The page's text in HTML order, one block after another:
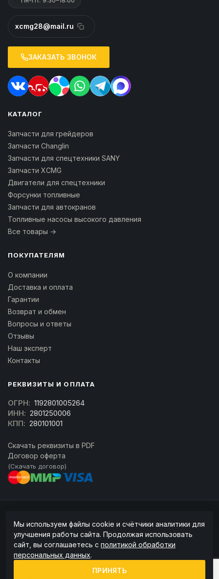
xcmg28@mail.ru
ЗАКАЗАТЬ ЗВОНОК
КАТАЛОГ
Запчасти для грейдеров
Запчасти Changlin
Запчасти для спецтехники SANY
Запчасти XCMG
Двигатели для спецтехники
Форсунки топливные
Запчасти для автокранов
Топливные насосы высокого давления
Все товары →
ПОКУПАТЕЛЯМ
О компании
Доставка и оплата
Гарантии
Возврат и обмен
Вопросы и ответы
Отзывы
Наш эксперт
Контакты
РЕКВИЗИТЫ И ОПЛАТА
ОГРН: 1192801005264
ИНН: 2801250006
КПП: 280101001
Скачать реквизиты в PDF
Договор оферта
(Скачать договор)
ссылка на источник обязательна.
Информация на сайте не является публичной офертой (ст. 437 ГК РФ).
Политика конфиденциальности
Пользовательское соглашение
Мы используем файлы cookie и счётчики аналитики для
улучшения работы сайта. Продолжая использовать
сайт, вы соглашаетесь с политикой обработки
персональных данных.
ПРИНЯТЬ